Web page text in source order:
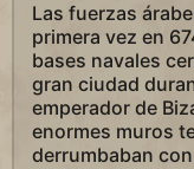
Las fuerzas
primera vez en
bases navales
gran ciudad
emperador de
enormes muros
derrumbaban